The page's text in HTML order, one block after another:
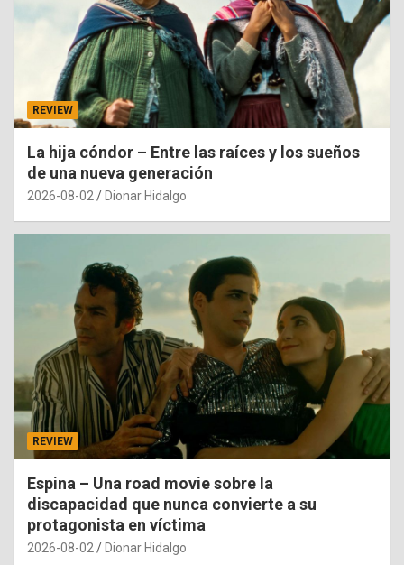
REVIEW
La hija cóndor – Entre las raíces y los sueños
de una nueva generación
2026-08-02 Dionar Hidalgo
REVIEW
Espina – Una road movie sobre la
discapacidad que nunca convierte a su
protagonista en víctima
2026-08-02 Dionar Hidalgo